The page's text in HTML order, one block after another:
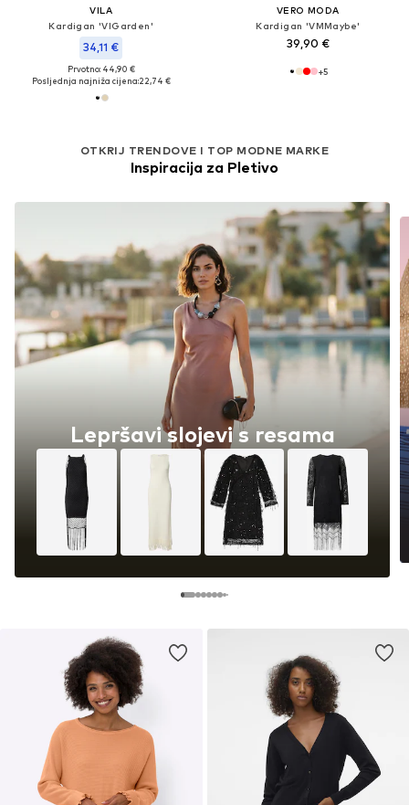
VILA
Kardigan 'VIGarden'
34,11 €
Prvotno: 44,90 €
Posljednja najniža cijena:22,74 €
VERO MODA
Kardigan 'VMMaybe'
39,90 €
+5
OTKRIJ TRENDOVE I TOP MODNE MARKE
Inspiracija za Pletivo
Lepršavi slojevi s resama